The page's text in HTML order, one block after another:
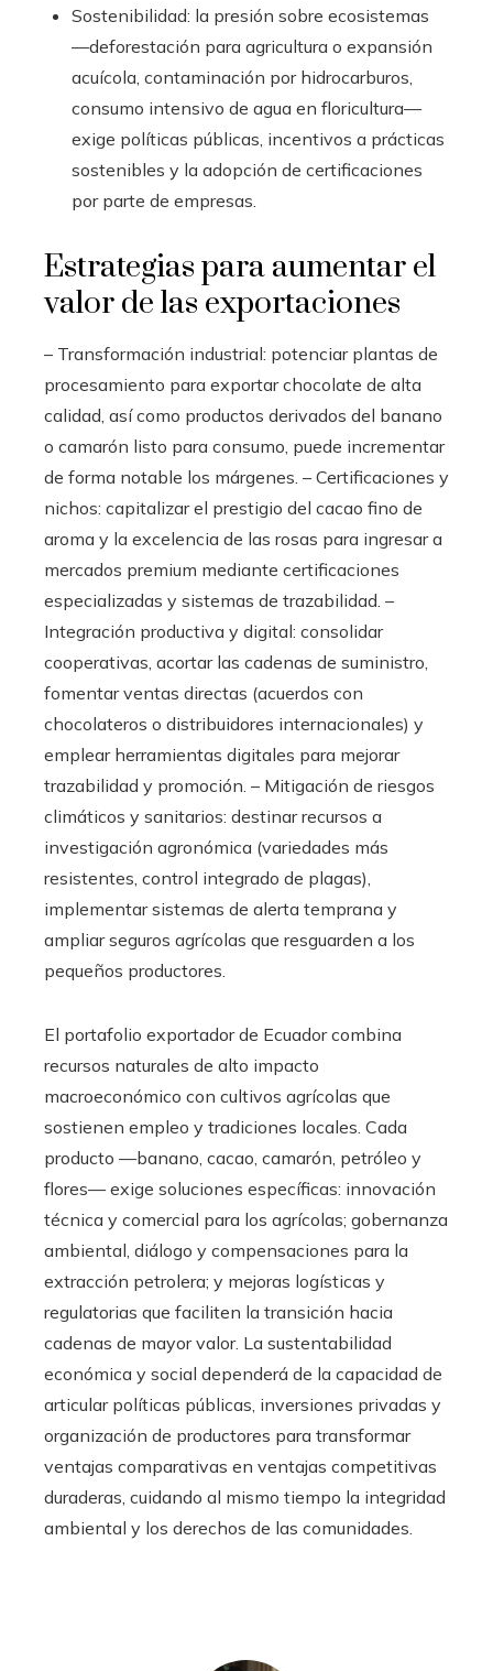
Sostenibilidad: la presión sobre ecosistemas
—deforestación para agricultura o expansión
acuícola, contaminación por hidrocarburos,
consumo intensivo de agua en floricultura—
exige políticas públicas, incentivos a prácticas
sostenibles y la adopción de certificaciones
por parte de empresas.
Estrategias para aumentar el
valor de las exportaciones
– Transformación industrial: potenciar plantas de
procesamiento para exportar chocolate de alta
calidad, así como productos derivados del banano
o camarón listo para consumo, puede incrementar
de forma notable los márgenes. – Certificaciones y
nichos: capitalizar el prestigio del cacao fino de
aroma y la excelencia de las rosas para ingresar a
mercados premium mediante certificaciones
especializadas y sistemas de trazabilidad. –
Integración productiva y digital: consolidar
cooperativas, acortar las cadenas de suministro,
fomentar ventas directas (acuerdos con
chocolateros o distribuidores internacionales) y
emplear herramientas digitales para mejorar
trazabilidad y promoción. – Mitigación de riesgos
climáticos y sanitarios: destinar recursos a
investigación agronómica (variedades más
resistentes, control integrado de plagas),
implementar sistemas de alerta temprana y
ampliar seguros agrícolas que resguarden a los
pequeños productores.
El portafolio exportador de Ecuador combina
recursos naturales de alto impacto
macroeconómico con cultivos agrícolas que
sostienen empleo y tradiciones locales. Cada
producto —banano, cacao, camarón, petróleo y
flores— exige soluciones específicas: innovación
técnica y comercial para los agrícolas; gobernanza
ambiental, diálogo y compensaciones para la
extracción petrolera; y mejoras logísticas y
regulatorias que faciliten la transición hacia
cadenas de mayor valor. La sustentabilidad
económica y social dependerá de la capacidad de
articular políticas públicas, inversiones privadas y
organización de productores para transformar
ventajas comparativas en ventajas competitivas
duraderas, cuidando al mismo tiempo la integridad
ambiental y los derechos de las comunidades.